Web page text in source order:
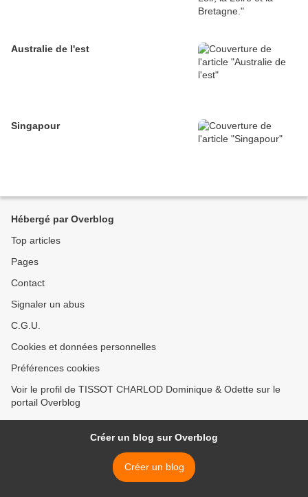
Australie de l'est
Singapour
Hébergé par Overblog
Top articles
Pages
Contact
Signaler un abus
C.G.U.
Cookies et données personnelles
Préférences cookies
Voir le profil de TISSOT CHARLOD Dominique & Odette sur le
portail Overblog
Créer un blog sur Overblog
Créer un blog